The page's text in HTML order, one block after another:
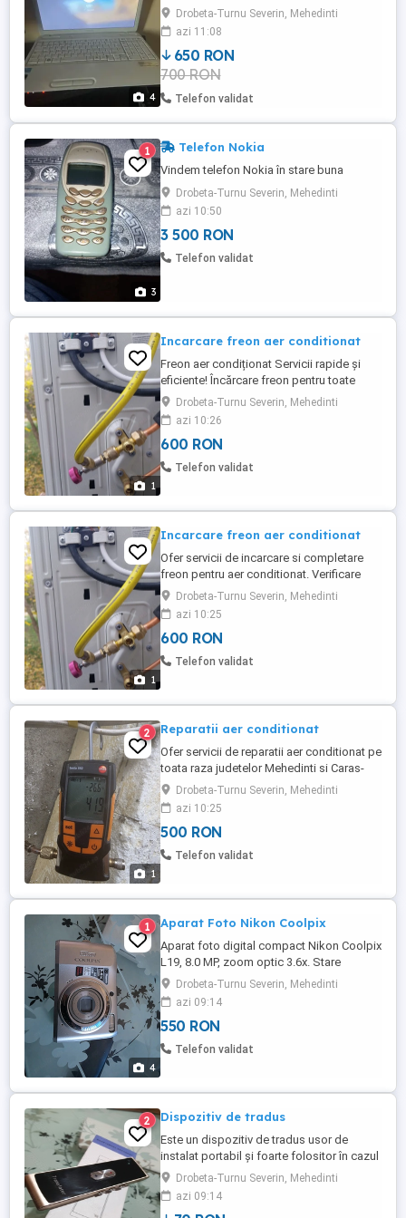
4
Drobeta-Turnu Severin, Mehedinti
azi 11:08
650 RON
700 RON
Telefon validat
3
1 Telefon Nokia
Vindem telefon Nokia în stare buna
Drobeta-Turnu Severin, Mehedinti
azi 10:50
3 500 RON
Telefon validat
1
Incarcare freon aer conditionat
Freon aer condiționat Servicii rapide și
eficiente! Încărcare freon pentru toate
tipurile de AC Verificare completă și
reglaje Aer curat și funcționare optimă
Drobeta-Turnu Severin, Mehedinti
azi 10:26
600 RON
Telefon validat
1
Incarcare freon aer conditionat
Ofer servicii de incarcare si completare
freon pentru aer conditionat. Verificare
presiune, completare freon si testare
functionare. Rapid si la pret avantajos.
Drobeta-Turnu Severin, Mehedinti
azi 10:25
600 RON
Telefon validat
1
2 Reparatii aer conditionat
Ofer servicii de reparatii aer conditionat pe
toata raza judetelor Mehedinti si Caras-
Severin. Verificare si diagnostic Incarcare
freon Reparatii si mentenanta Curatare si
igienizare Montaj demontaj aer
conditionat
Drobeta-Turnu Severin, Mehedinti
azi 10:25
500 RON
Telefon validat
4
1 Aparat Foto Nikon Coolpix
Aparat foto digital compact Nikon Coolpix
L19, 8.0 MP, zoom optic 3.6x. Stare
impecabila! Funcționează cu baterie sau
acumulatori, la memorie are nevoie de
card, nu mai am cablul de alimentare la ea
.
Drobeta-Turnu Severin, Mehedinti
azi 09:14
550 RON
Telefon validat
2 Dispozitiv de tradus
Este un dispozitiv de tradus usor de
instalat portabil și foarte folositor în cazul
unor dialecte mai complicate. Dispozitivul
este nou nefolosit în stare impermeabilă.
Ofer garanția returnării banilor în cazul în
Drobeta-Turnu Severin, Mehedinti
azi 09:14